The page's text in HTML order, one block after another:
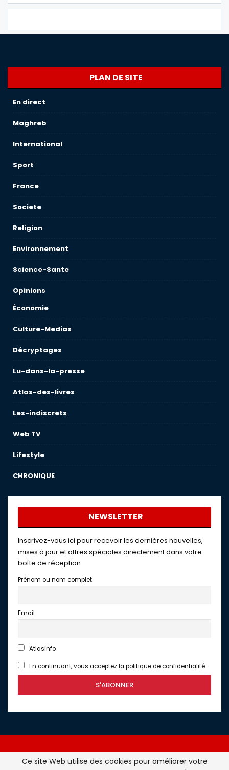
PLAN DE SITE
En direct
Maghreb
International
Sport
France
Societe
Religion
Environnement
Science-Sante
Opinions
Économie
Culture-Medias
Décryptages
Lu-dans-la-presse
Atlas-des-livres
Les-indiscrets
Web TV
Lifestyle
CHRONIQUE
NEWSLETTER
Inscrivez-vous ici pour recevoir les dernières nouvelles,
mises à jour et offres spéciales directement dans votre
boîte de réception.
Prénom ou nom complet
Email
AtlasInfo
En continuant, vous acceptez la politique de confidentialité
Ce site Web utilise des cookies pour améliorer votre